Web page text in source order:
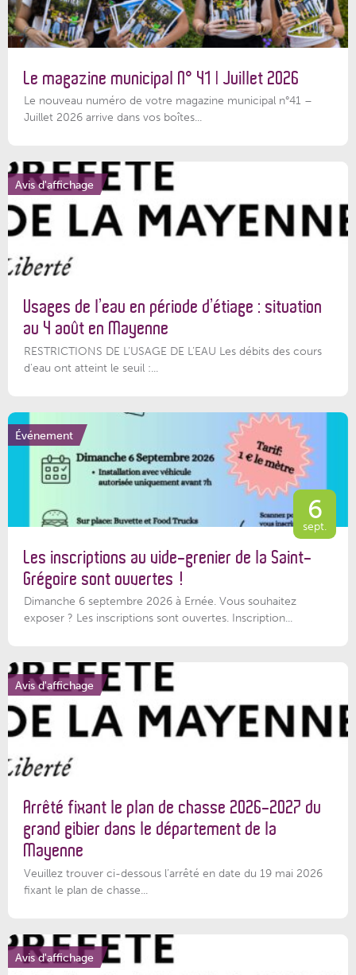
Le magazine municipal N° 41 | Juillet 2026
Le nouveau numéro de votre magazine municipal n°41 –
Juillet 2026 arrive dans vos boîtes...
Avis d'affichage
Usages de l’eau en période d’étiage : situation
au 4 août en Mayenne
RESTRICTIONS DE L’USAGE DE L’EAU Les débits des cours
d'eau ont atteint le seuil :...
Événement
6
sept.
Les inscriptions au vide-grenier de la Saint-
Grégoire sont ouvertes !
Dimanche 6 septembre 2026 à Ernée. Vous souhaitez
exposer ? Les inscriptions sont ouvertes. Inscription...
Avis d'affichage
Arrêté fixant le plan de chasse 2026-2027 du
grand gibier dans le département de la
Mayenne
Veuillez trouver ci-dessous l’arrêté en date du 19 mai 2026
fixant le plan de chasse...
Avis d'affichage